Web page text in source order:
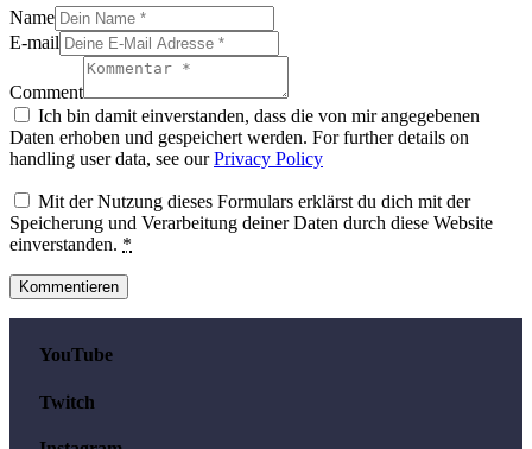
Name
E-mail
Comment
Ich bin damit einverstanden, dass die von mir angegebenen
Daten erhoben und gespeichert werden. For further details on
handling user data, see ourPrivacy Policy
Mit der Nutzung dieses Formulars erklärst du dich mit der
Speicherung und Verarbeitung deiner Daten durch diese Website
einverstanden. *
YouTube
Twitch